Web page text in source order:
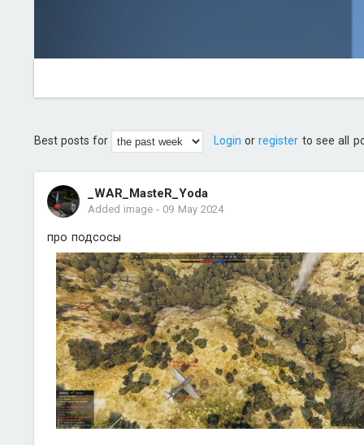
Best posts for Login orregister to see all
_WAR_MasteR_Yoda
Added image- 09 May 2024
про подсосы